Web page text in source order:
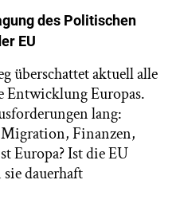
des Politischen
EU
überschattet aktuell alle
Entwicklung Europas.
lang:
Finanzen,
Europa? Ist die EU
dauerhaft